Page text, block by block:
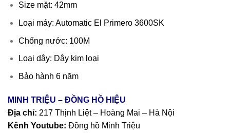
Size mặt: 42mm
Loại máy: Automatic El Primero 3600SK
Chống nước: 100M
Loại dây: Dây kim loại
Bảo hành 6 năm
MINH TRIỆU – ĐỒNG HỒ HIỆU
Địa chỉ: 217 Thịnh Liệt – Hoàng Mai – Hà Nội
Kênh Youtube: Đồng hồ Minh Triệu